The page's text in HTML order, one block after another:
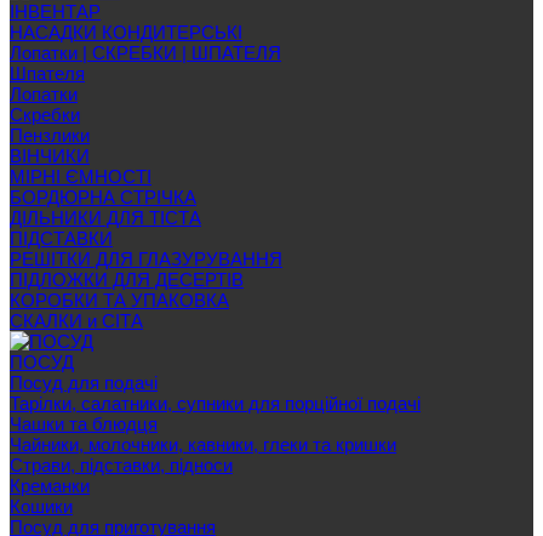
ІНВЕНТАР
НАСАДКИ КОНДИТЕРСЬКІ
Лопатки | СКРЕБКИ | ШПАТЕЛЯ
Шпателя
Лопатки
Скребки
Пензлики
ВІНЧИКИ
МІРНІ ЄМНОСТІ
БОРДЮРНА СТРІЧКА
ДІЛЬНИКИ ДЛЯ ТІСТА
ПІДСТАВКИ
РЕШІТКИ ДЛЯ ГЛАЗУРУВАННЯ
ПІДЛОЖКИ ДЛЯ ДЕСЕРТІВ
КОРОБКИ ТА УПАКОВКА
СКАЛКИ и СІТА
ПОСУД
Посуд для подачі
Тарілки, салатники, супники для порційної подачі
Чашки та блюдця
Чайники, молочники, кавники, глеки та кришки
Страви, підставки, підноси
Креманки
Кошики
Посуд для приготування